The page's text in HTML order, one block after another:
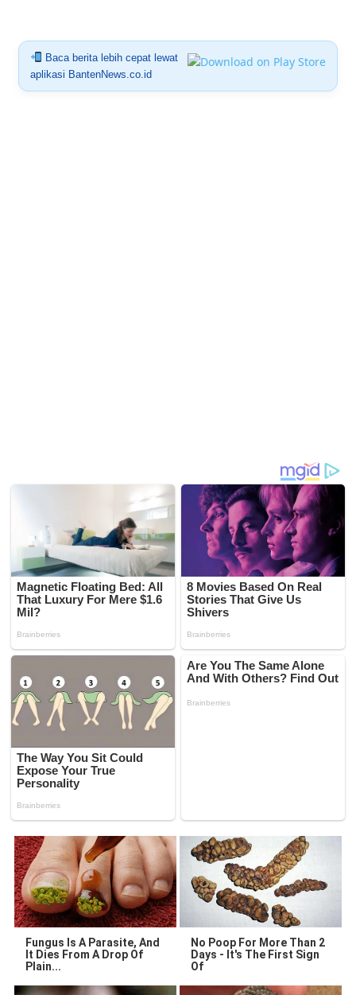
Baca berita lebih cepat lewat
aplikasi BantenNews.co.id
Fungus Is A Parasite, And
It Dies From A Drop Of
Plain...
No Poop For More Than 2
Days - It's The First Sign
Of